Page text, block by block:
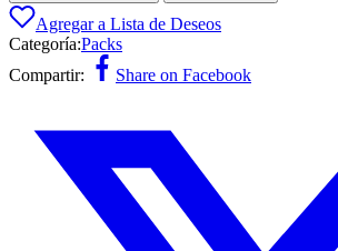
Agregar a Lista de Deseos
Categoría:Packs
Compartir:
Share on Facebook